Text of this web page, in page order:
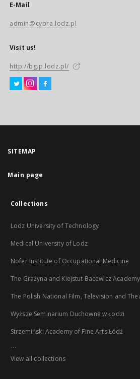
E-Mail
admin@cybra.lodz.pl
Visit us!
http://bg.p.lodz.pl/
SITEMAP
Main page
Collections
Lodz University of Technology
Medical University of Lodz
Nofer Institute of Occupational Medicine
The Grażyna and Kiejstut Bacewicz
The Polish National Film, Television and
Wyższe Seminarium Duchowne w Łodzi
Strzemiński Academy of Fine Arts Łódź
...
View all collections